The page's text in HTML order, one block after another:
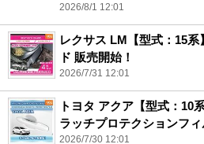
2026/8/1 12:01
レクサス LM【型式：15
ド 販売開始！
2026/7/31 12:01
トヨタ アクア【型式：10
ラッチプロテクションフィ
2026/7/30 12:01